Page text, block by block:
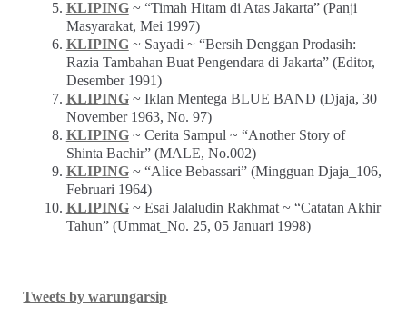
KLIPING~ “Timah Hitam di Atas Jakarta” (Panji
Masyarakat, Mei 1997)
KLIPING~ Sayadi ~ “Bersih Denggan Prodasih:
Razia Tambahan Buat Pengendara di Jakarta” (Editor,
Desember 1991)
KLIPING~ Iklan Mentega BLUE BAND (Djaja, 30
November 1963, No. 97)
KLIPING~ Cerita Sampul ~ “Another Story of
Shinta Bachir” (MALE, No.002)
KLIPING~ “Alice Bebassari” (Mingguan Djaja_106,
Februari 1964)
KLIPING~ Esai Jalaludin Rakhmat ~ “Catatan Akhir
Tahun” (Ummat_No. 25, 05 Januari 1998)
Tweets by warungarsip